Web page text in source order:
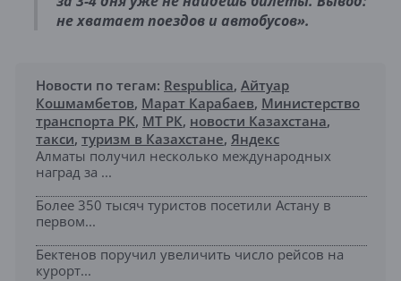
не хватает поездов и автобусов».
Новости по тегам: Respublica, Айтуар
Кошмамбетов, Марат Карабаев, Министерство
транспорта РК, МТ РК, новости Казахстана,
такси, туризм в Казахстане, Яндекс
Алматы получил несколько международных
наград за ...
Более 350 тысяч туристов посетили Астану в
первом...
Бектенов поручил увеличить число рейсов на
курорт...